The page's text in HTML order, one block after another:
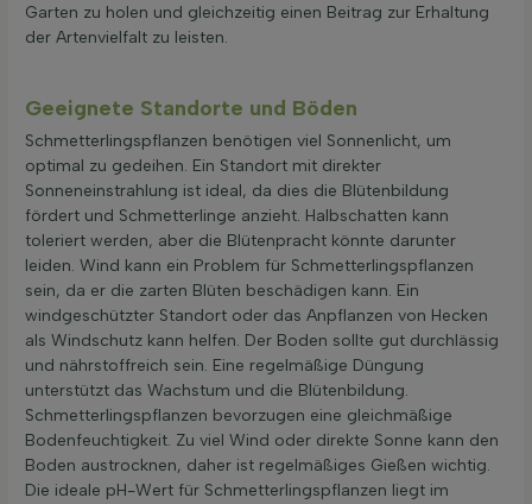
Garten zu holen und gleichzeitig einen Beitrag zur Erhaltung
der Artenvielfalt zu leisten.
Geeignete Standorte und Böden
Schmetterlingspflanzen benötigen viel Sonnenlicht, um
optimal zu gedeihen. Ein Standort mit direkter
Sonneneinstrahlung ist ideal, da dies die Blütenbildung
fördert und Schmetterlinge anzieht. Halbschatten kann
toleriert werden, aber die Blütenpracht könnte darunter
leiden. Wind kann ein Problem für Schmetterlingspflanzen
sein, da er die zarten Blüten beschädigen kann. Ein
windgeschützter Standort oder das Anpflanzen von Hecken
als Windschutz kann helfen. Der Boden sollte gut durchlässig
und nährstoffreich sein. Eine regelmäßige Düngung
unterstützt das Wachstum und die Blütenbildung.
Schmetterlingspflanzen bevorzugen eine gleichmäßige
Bodenfeuchtigkeit. Zu viel Wind oder direkte Sonne kann den
Boden austrocknen, daher ist regelmäßiges Gießen wichtig.
Die ideale pH-Wert für Schmetterlingspflanzen liegt im